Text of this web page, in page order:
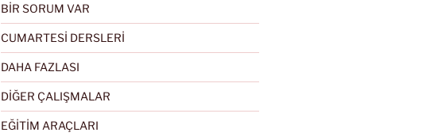
BİR SORUM VAR
CUMARTESİ DERSLERİ
DAHA FAZLASI
DİĞER ÇALIŞMALAR
EĞİTİM ARAÇLARI